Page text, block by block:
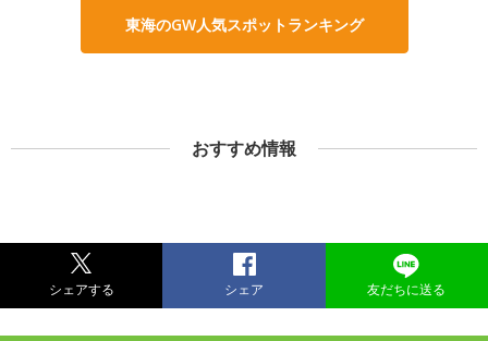
東海のGW人気スポットランキング
おすすめ情報
シェアする シェア 友だちに送る